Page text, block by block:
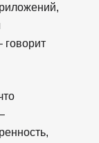
говорит